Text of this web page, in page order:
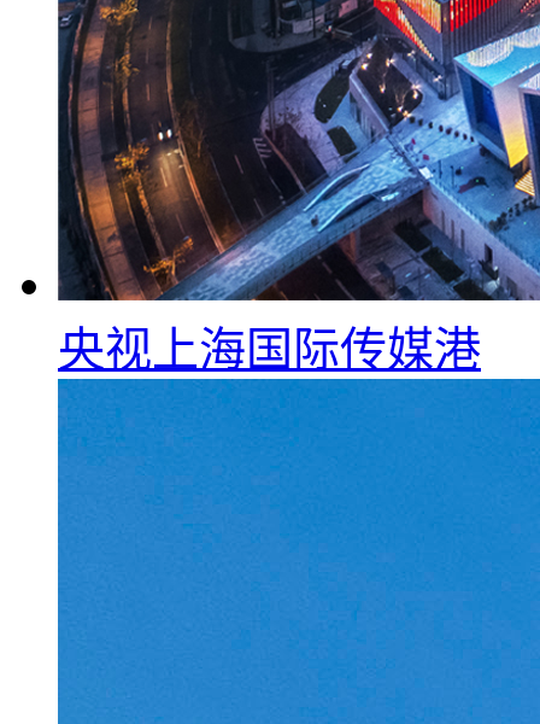
央视上海国际传媒港